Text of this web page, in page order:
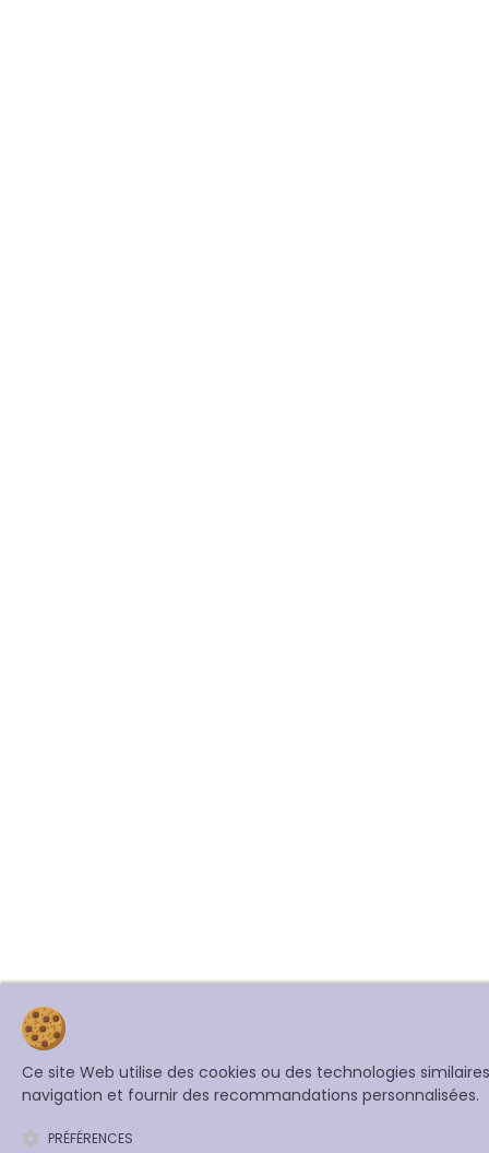
Ce site Web utilise des cookies ou des technologies
navigation et fournir des recommandations personnalisées.
PRÉFÉRENCES